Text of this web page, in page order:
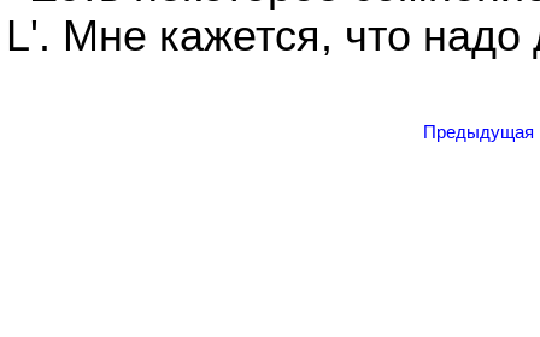
L'. Мне кажется, что
Предыдущая